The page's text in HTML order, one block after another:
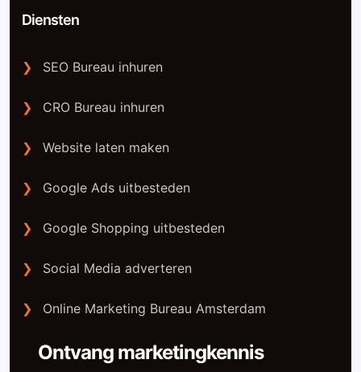
Diensten
❯ SEO Bureau inhuren
❯ CRO Bureau inhuren
❯ Website laten maken
❯ Google Ads uitbesteden
❯ Google Shopping uitbesteden
❯ Social Media adverteren
❯ Online Marketing Bureau Amsterdam
Ontvang marketingkennis